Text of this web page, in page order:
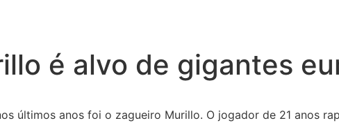
é alvo de gigantes
últimos anos foi o zagueiro Murillo. O jogador de 21 anos